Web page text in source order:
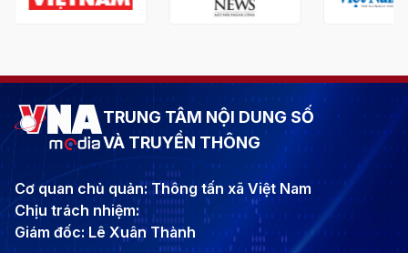
TRUNG TÂM NỘI DUNG SỐ
VÀ TRUYỀN THÔNG
Cơ quan chủ quản: Thông tấn xã Việt Nam
Chịu trách nhiệm:
Giám đốc: Lê Xuân Thành